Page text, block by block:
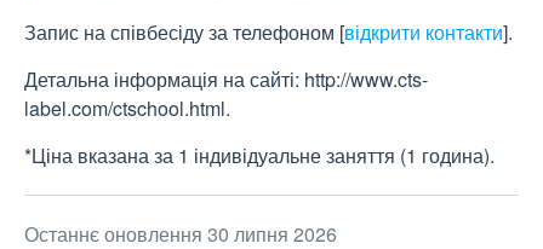
Запис на співбесіду за телефоном [відкрити контакти].
Детальна інформація на сайті: http://www.cts-
label.com/ctschool.html.
*Ціна вказана за 1 індивідуальне заняття (1 година).
Останнє оновлення 30 липня 2026